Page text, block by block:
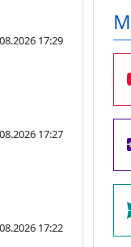
17:29
17:27
17:22